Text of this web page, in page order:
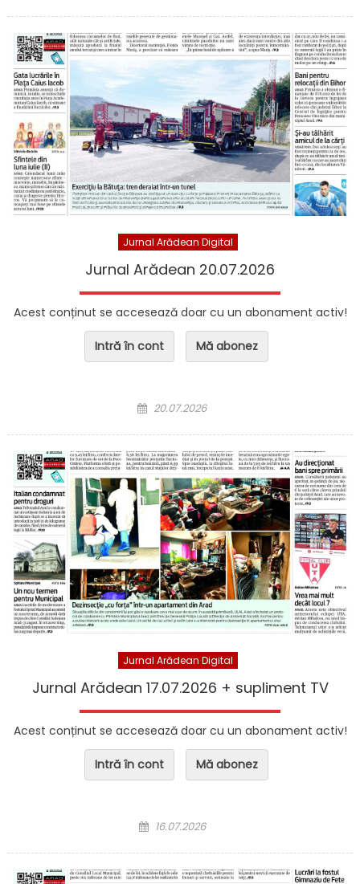
Jurnal Arădean Digital
Jurnal Arădean 20.07.2026
Acest conținut se accesează doar cu un abonament activ!
Intră în cont Mă abonez
Posted on
20.07.2026
Jurnal Arădean Digital
Jurnal Arădean 17.07.2026 + supliment TV
Acest conținut se accesează doar cu un abonament activ!
Intră în cont Mă abonez
Posted on
16.07.2026